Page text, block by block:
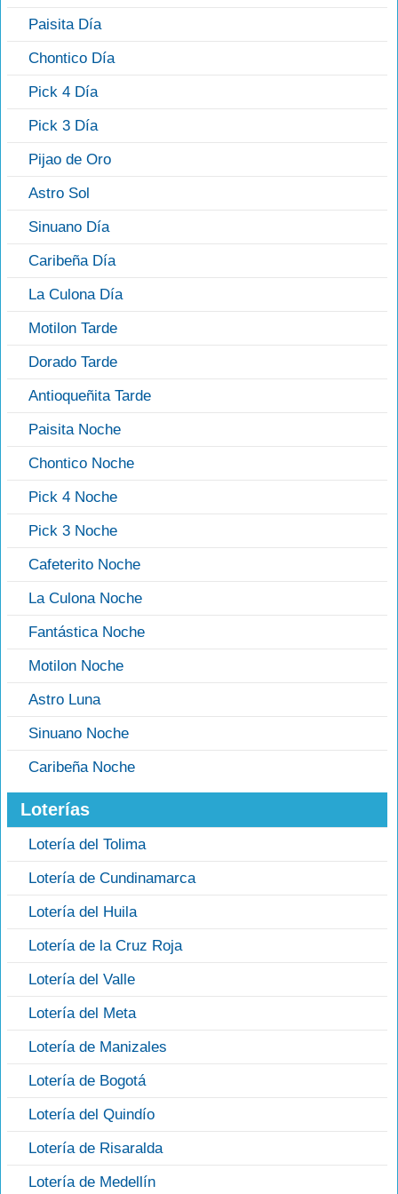
Paisita Día
Chontico Día
Pick 4 Día
Pick 3 Día
Pijao de Oro
Astro Sol
Sinuano Día
Caribeña Día
La Culona Día
Motilon Tarde
Dorado Tarde
Antioqueñita Tarde
Paisita Noche
Chontico Noche
Pick 4 Noche
Pick 3 Noche
Cafeterito Noche
La Culona Noche
Fantástica Noche
Motilon Noche
Astro Luna
Sinuano Noche
Caribeña Noche
Loterías
Lotería del Tolima
Lotería de Cundinamarca
Lotería del Huila
Lotería de la Cruz Roja
Lotería del Valle
Lotería del Meta
Lotería de Manizales
Lotería de Bogotá
Lotería del Quindío
Lotería de Risaralda
Lotería de Medellín